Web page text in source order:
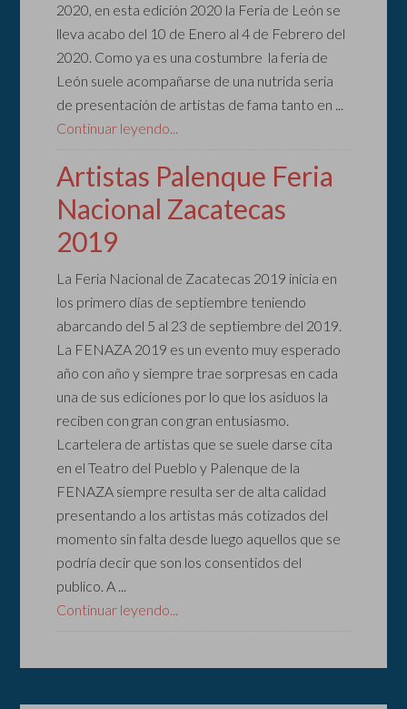
2020, en esta edición 2020 la Feria de León se
lleva acabo del 10 de Enero al 4 de Febrero del
2020. Como ya es una costumbre la feria de
León suele acompañarse de una nutrida seria
de presentación de artistas de fama tanto en ...
Continuar leyendo...
Artistas Palenque Feria
Nacional Zacatecas
2019
La Feria Nacional de Zacatecas 2019 inicia en
los primero días de septiembre teniendo
abarcando del 5 al 23 de septiembre del 2019.
La FENAZA 2019 es un evento muy esperado
año con año y siempre trae sorpresas en cada
una de sus ediciones por lo que los asiduos la
reciben con gran con gran entusiasmo.
Lcartelera de artistas que se suele darse cita
en el Teatro del Pueblo y Palenque de la
FENAZA siempre resulta ser de alta calidad
presentando a los artistas más cotizados del
momento sin falta desde luego aquellos que se
podría decir que son los consentidos del
publico. A ...
Continuar leyendo...